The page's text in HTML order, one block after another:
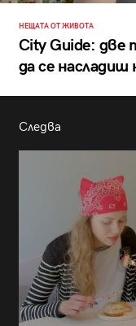
НЕЩАТА ОТ ЖИВОТА
City Guide: две
да се
Следва